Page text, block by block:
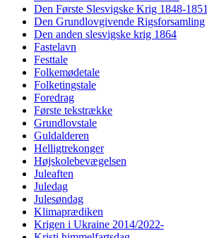
Den Første Slesvigske Krig 1848-1851
Den Grundlovgivende Rigsforsamling
Den anden slesvigske krig 1864
Fastelavn
Festtale
Folkemødetale
Folketingstale
Foredrag
Første tekstrække
Grundlovstale
Guldalderen
Helligtrekonger
Højskolebevægelsen
Juleaften
Juledag
Julesøndag
Klimaprædiken
Krigen i Ukraine 2014/2022-